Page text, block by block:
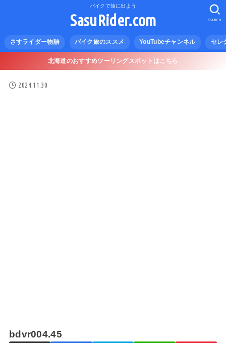
バイクで旅に出よう
SasuRider.com
さすライダー物語 バイク旅のススメ YouTubeチャンネル セレ
SEARCH
北海道のおすすめツーリングスポットはこちら
2024.11.30
bdvr004.45